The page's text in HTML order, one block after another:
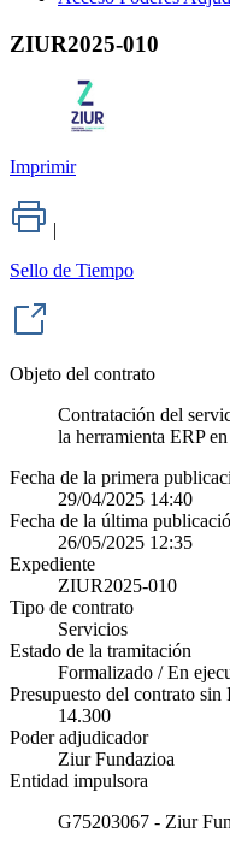
ZIUR2025-010
Imprimir
|
Sello de Tiempo
Objeto del contrato
Contratación del
la herramienta ERP
Fecha de la primera
29/04/2025 14:40
Fecha de la última
26/05/2025 12:35
Expediente
ZIUR2025-010
Tipo de contrato
Servicios
Estado de la tramitación
Formalizado / En
Presupuesto del contrato sin
14.300
Poder adjudicador
Ziur Fundazioa
Entidad impulsora
G75203067 - Ziur